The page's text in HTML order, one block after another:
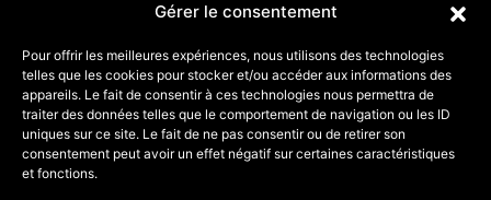
Gérer le consentement
Pour offrir les meilleures expériences, nous utilisons des technologies
telles que les cookies pour stocker et/ou accéder aux informations des
appareils. Le fait de consentir à ces technologies nous permettra de
traiter des données telles que le comportement de navigation ou les ID
uniques sur ce site. Le fait de ne pas consentir ou de retirer son
consentement peut avoir un effet négatif sur certaines caractéristiques
et fonctions.
Crédits photo : Les Poupées de Satin